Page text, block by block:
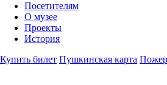
Посетителям
О музее
Проекты
История
Купить билет Пушкинская карта